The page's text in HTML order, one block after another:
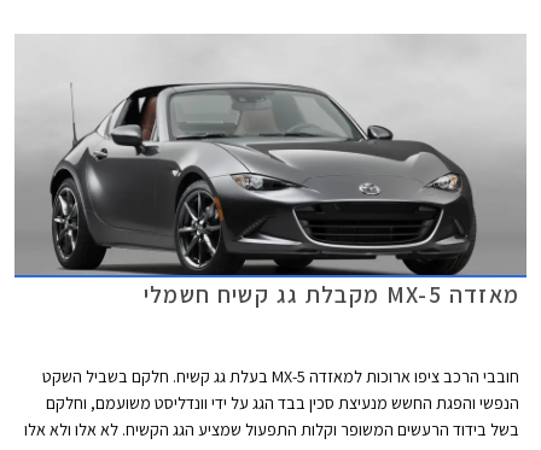
מאזדה MX-5 מקבלת גג קשיח חשמלי
חובבי הרכב ציפו ארוכות למאזדה MX-5 בעלת גג קשיח. חלקם בשביל השקט
הנפשי והפגת החשש מנעיצת סכין בבד הגג על ידי וונדליסט משועמם, וחלקם
בשל בידוד הרעשים המשופר וקלות התפעול שמציע הגג הקשיח. לא אלו ולא אלו